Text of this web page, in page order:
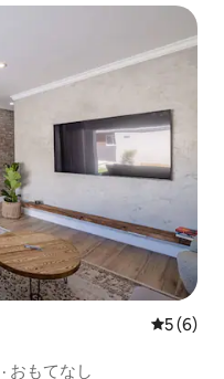
レビュー
5 (6)
· おもてなし